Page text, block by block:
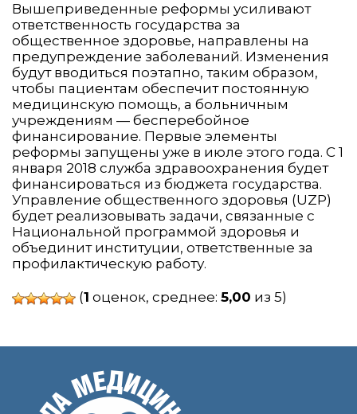
Вышеприведенные реформы усиливают
ответственность государства за
общественное здоровье, направлены на
предупреждение заболеваний. Изменения
будут вводиться поэтапно, таким образом,
чтобы пациентам обеспечит постоянную
медицинскую помощь, а больничным
учреждениям — бесперебойное
финансирование. Первые элементы
реформы запущены уже в июле этого года. С 1
января 2018 служба здравоохранения будет
финансироваться из бюджета государства.
Управление общественного здоровья (UZP)
будет реализовывать задачи, связанные с
Национальной программой здоровья и
объединит институции, ответственные за
профилактическую работу.
(1 оценок, среднее: 5,00 из 5)